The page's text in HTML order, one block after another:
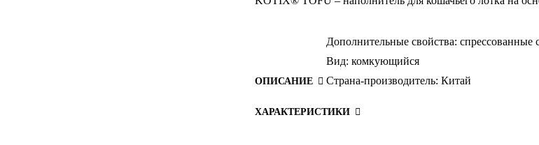
ОПИСАНИЕ
Дополнительные свойства: спрессованные
Вид: комкующийся
Страна-производитель: Китай
ХАРАКТЕРИСТИКИ